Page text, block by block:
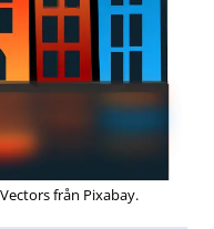
från Pixabay.